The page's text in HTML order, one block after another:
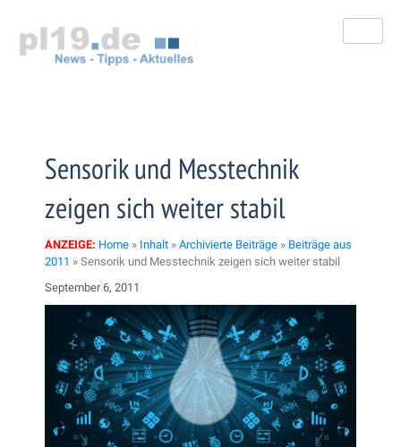
springen
Sensorik und Messtechnik
zeigen sich weiter stabil
ANZEIGE: Home » Inhalt » Archivierte Beiträge » Beiträge aus
2011 » Sensorik und Messtechnik zeigen sich weiter stabil
September 6, 2011